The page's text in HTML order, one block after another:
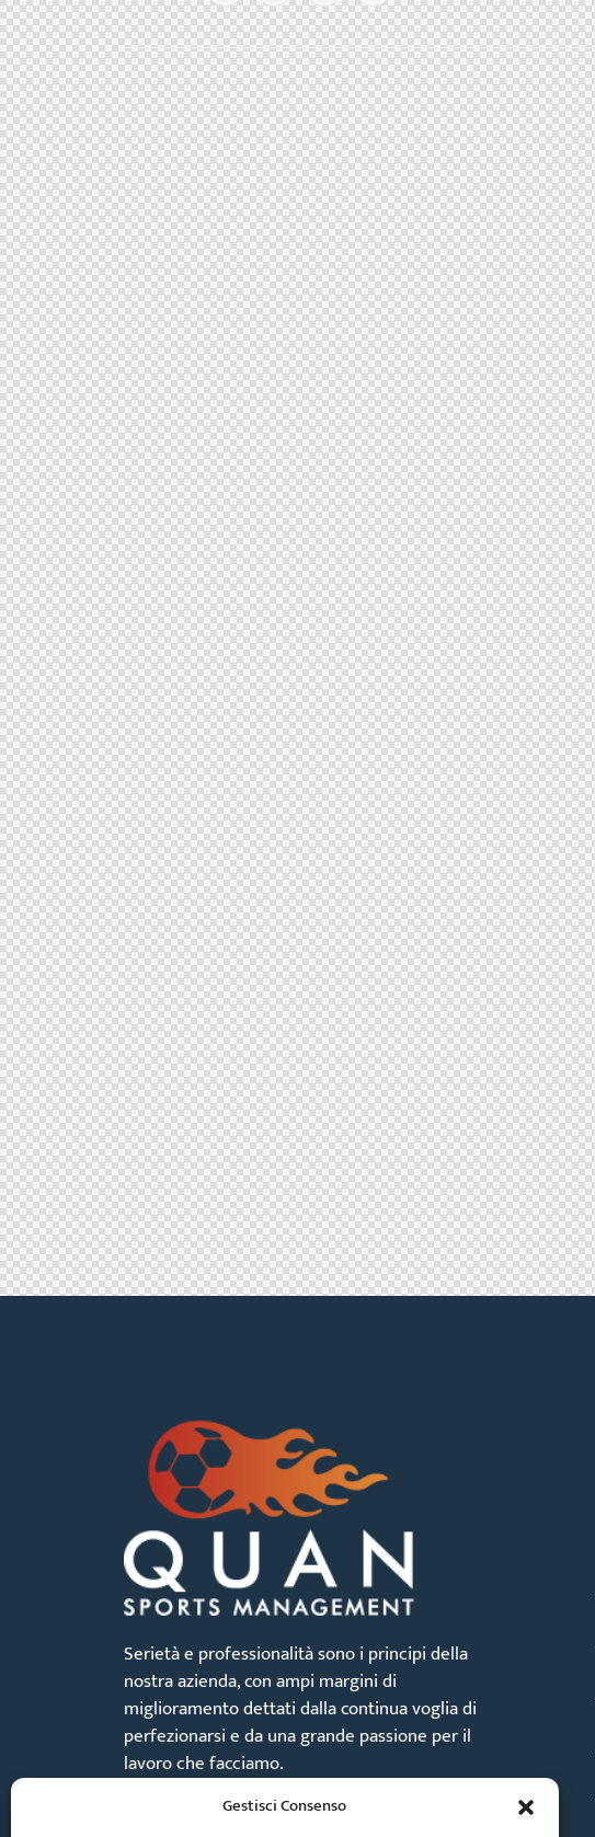
Gestisci Consenso
Serietà e professionalità sono i principi della
nostra azienda, con ampi margini di
miglioramento dettati dalla continua voglia di
perfezionarsi e da una grande passione per il
lavoro che facciamo.